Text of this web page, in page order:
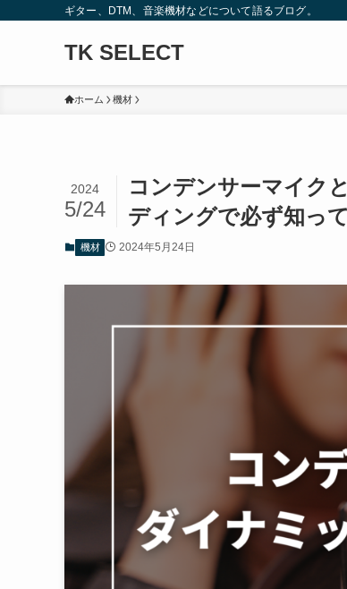
ギター、DTM、音楽機材などについて語るブログ。
TK SELECT
ホーム 機材
コンデンサーマイク
ディングで必ず知っ
2024
5/24
機材 2024年5月24日